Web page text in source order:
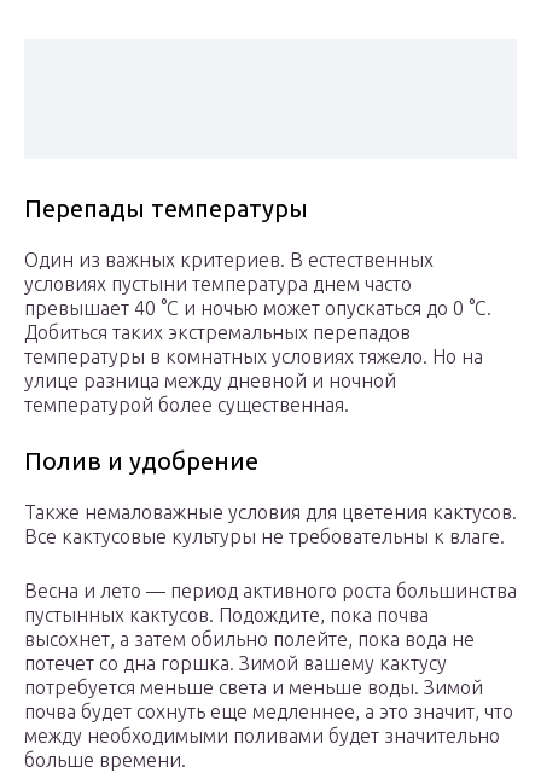
Перепады температуры
Один из важных критериев. В естественных
условиях пустыни температура днем часто
превышает 40 °С и ночью может опускаться до 0 °С.
Добиться таких экстремальных перепадов
температуры в комнатных условиях тяжело. Но на
улице разница между дневной и ночной
температурой более существенная.
Полив и удобрение
Также немаловажные условия для цветения кактусов.
Все кактусовые культуры не требовательны к влаге.
Весна и лето — период активного роста большинства
пустынных кактусов. Подождите, пока почва
высохнет, а затем обильно полейте, пока вода не
потечет со дна горшка. Зимой вашему кактусу
потребуется меньше света и меньше воды. Зимой
почва будет сохнуть еще медленнее, а это значит, что
между необходимыми поливами будет значительно
больше времени.